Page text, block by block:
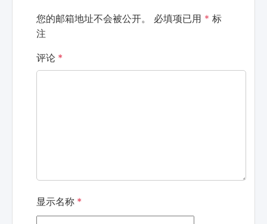
您的邮箱地址不会被公开。 必填项已用 * 标
注
评论 *
显示名称 *